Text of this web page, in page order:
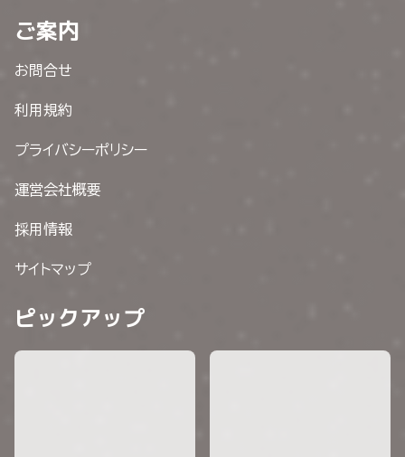
ご案内
お問合せ
利用規約
プライバシーポリシー
運営会社概要
採用情報
サイトマップ
ピックアップ